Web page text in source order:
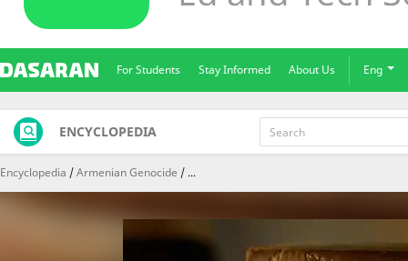
For Students Stay Informed About Us Eng
ENCYCLOPEDIA
Encyclopedia Armenian Genocide ...